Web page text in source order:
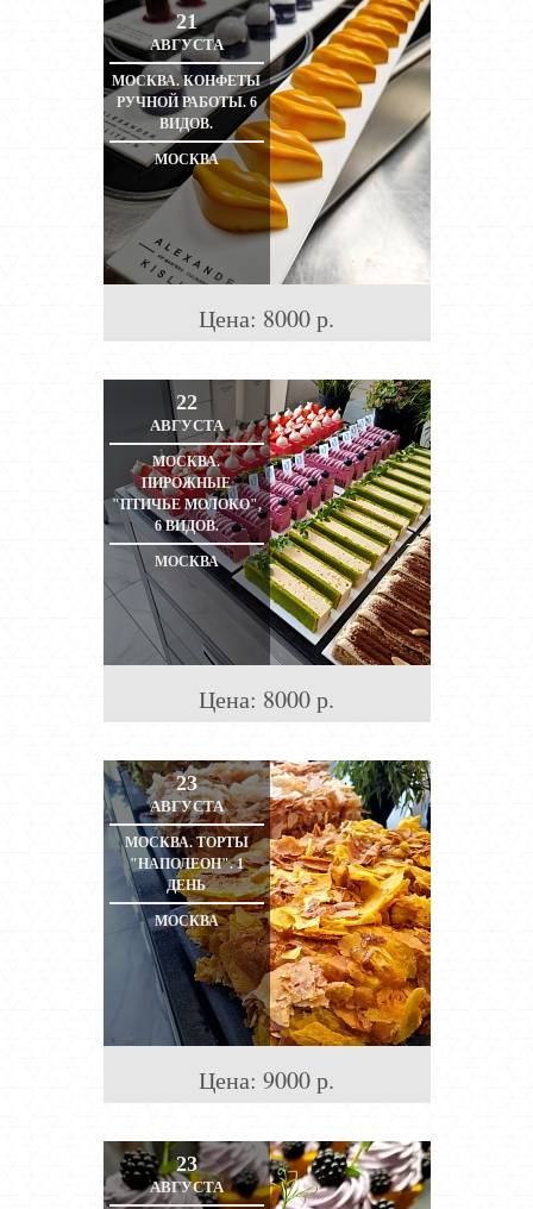
21
АВГУСТА
МОСКВА. КОНФЕТЫ
РУЧНОЙ РАБОТЫ. 6
ВИДОВ.
МОСКВА
Цена: 8000р.
22
АВГУСТА
МОСКВА.
ПИРОЖНЫЕ
"ПТИЧЬЕ МОЛОКО",
6 ВИДОВ.
МОСКВА
Цена: 8000р.
23
АВГУСТА
МОСКВА. ТОРТЫ
"НАПОЛЕОН". 1
ДЕНЬ
МОСКВА
Цена: 9000р.
23
АВГУСТА